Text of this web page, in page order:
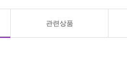
관련상품